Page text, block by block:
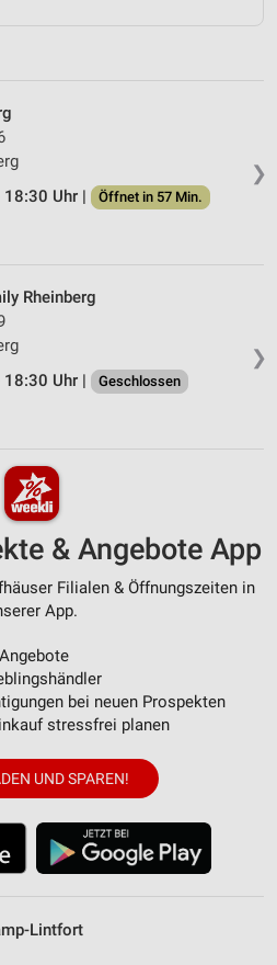
❯
Uhr |
Öffnet in 57 Min.
❯
Rheinberg
Uhr |
Geschlossen
& Angebote App
Filialen & Öffnungszeiten in
App.
bei neuen Prospekten
stressfrei planen
UND SPAREN!
Lintfort